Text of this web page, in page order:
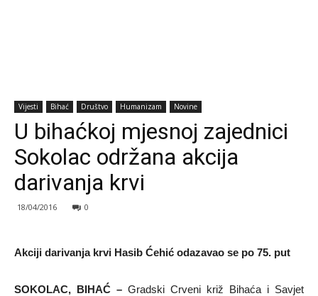
Vijesti Bihać Društvo Humanizam Novine
U bihaćkoj mjesnoj zajednici
Sokolac održana akcija
darivanja krvi
18/04/2016 0
Akciji darivanja krvi Hasib Ćehić odazavao se po 75. put
SOKOLAC, BIHAĆ – Gradski Crveni križ Bihaća i Savjet